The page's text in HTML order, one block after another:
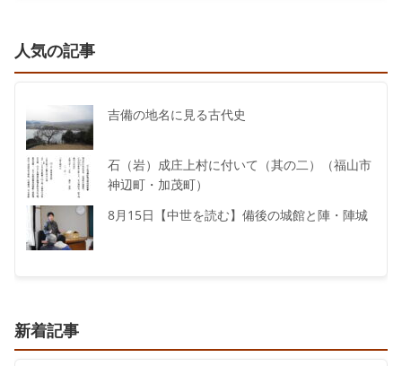
人気の記事
吉備の地名に見る古代史
石（岩）成庄上村に付いて（其の二）（福山市
神辺町・加茂町）
8月15日【中世を読む】備後の城館と陣・陣城
新着記事